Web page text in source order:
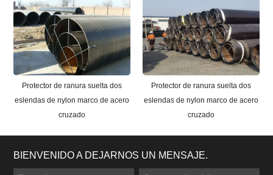
Protector de ranura suelta dos
eslendas de nylon marco de acero
cruzado
Protector de ranura suelta dos
eslendas de nylon marco de acero
cruzado
BIENVENIDO A DEJARNOS UN MENSAJE.